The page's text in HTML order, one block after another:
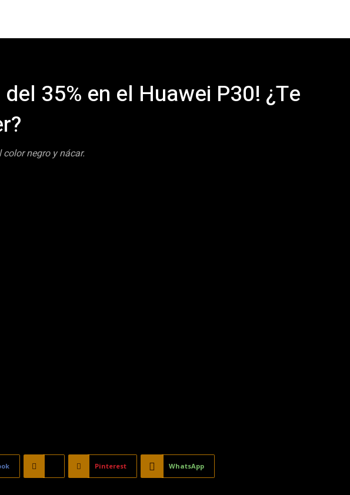
35% en el Huawei P30! ¿Te
negro y nácar.
Pinterest WhatsApp